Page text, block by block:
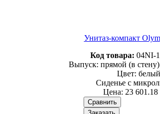
Унитаз-компакт
Код товара: 04NI-
Выпуск: прямой (в
Цвет: белый
Сиденье с
Цена: 23 601.18
Сравнить